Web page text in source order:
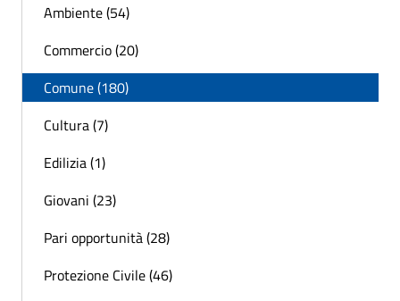
Ambiente (54)
Commercio (20)
Comune (180)
Cultura (7)
Edilizia (1)
Giovani (23)
Pari opportunità (28)
Protezione Civile (46)